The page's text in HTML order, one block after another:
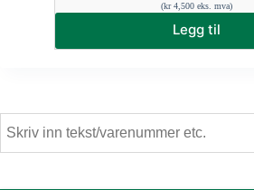
(kr4,500eks. mva)
Legg til